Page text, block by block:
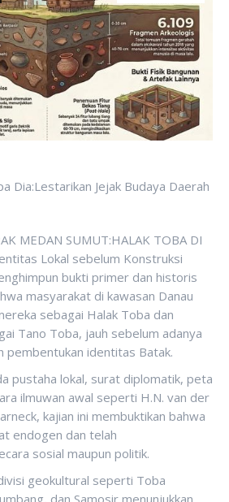
Dia:Lestarikan Jejak Budaya Daerah
MEDAN SUMUT:HALAK TOBA DI
Lokal sebelum Konstruksi
bukti primer dan historis
masyarakat di kawasan Danau
sebagai Halak Toba dan
Tano Toba, jauh sebelum adanya
pembentukan identitas Batak.
pustaha lokal, surat diplomatik, peta
ilmuwan awal seperti H.N. van der
kajian ini membuktikan bahwa
endogen dan telah
sosial maupun politik.
geokultural seperti Toba
dan Samosir menunjukkan